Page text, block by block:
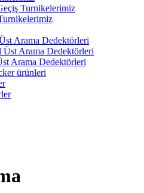
Turnikelerimiz
Arama Dedektörleri
Arama Dedektörleri
Arama Dedektörleri
ürünleri